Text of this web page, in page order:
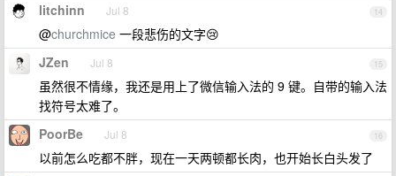
14
litchinn Jul 8
@churchmice 一段悲伤的文字😢
15
JZen Jul 8
虽然很不情缘，我还是用上了微信输入法的 9 键。自带的输入法
找符号太难了。
16
PoorBe Jul 8
以前怎么吃都不胖，现在一天两顿都长肉，也开始长白头发了